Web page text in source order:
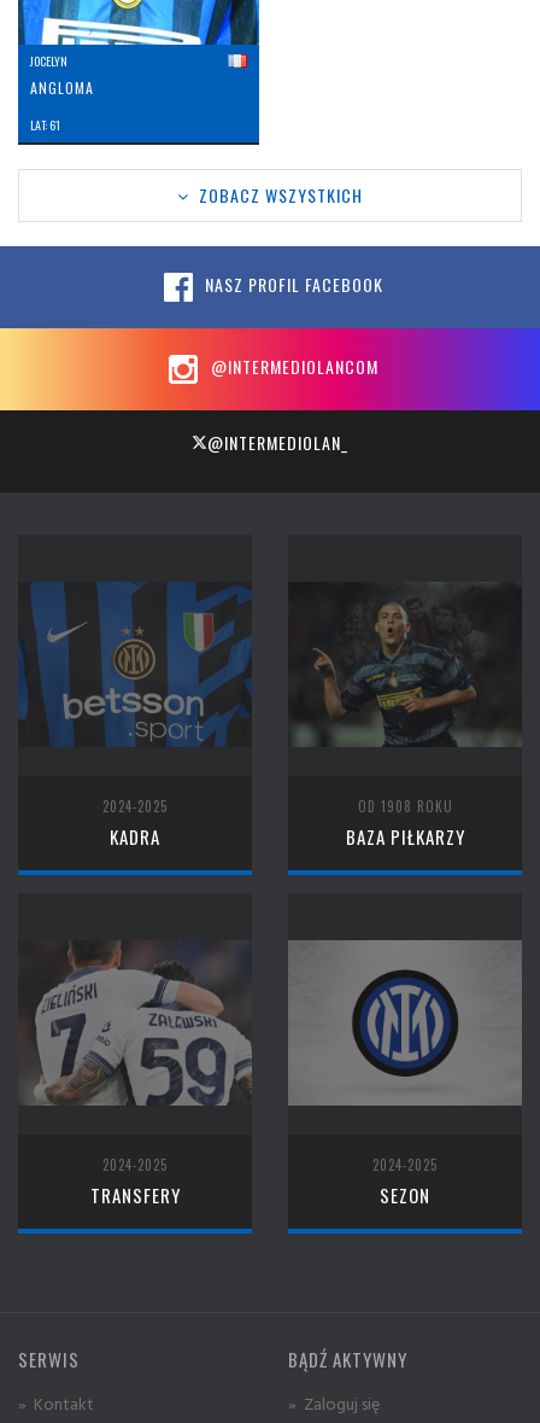
JOCELYN
ANGLOMA
LAT: 61
ZOBACZ WSZYSTKICH
NASZ PROFIL FACEBOOK
@INTERMEDIOLANCOM
@INTERMEDIOLAN_
2024-2025
KADRA
OD 1908 ROKU
BAZA PIŁKARZY
2024-2025
TRANSFERY
2024-2025
SEZON
SERWIS
» Kontakt
BĄDŹ AKTYWNY
» Zaloguj się